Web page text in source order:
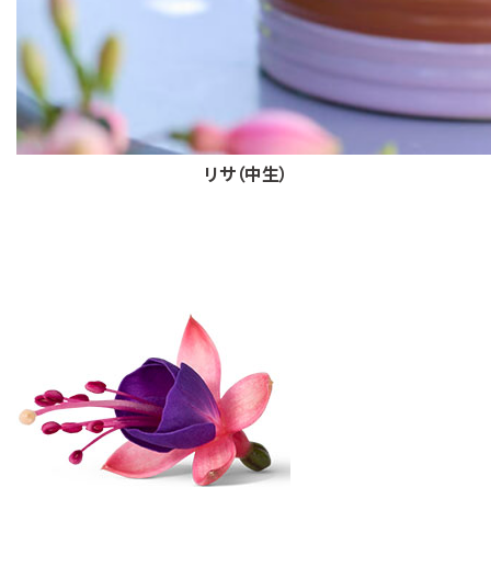
リサ（中生）